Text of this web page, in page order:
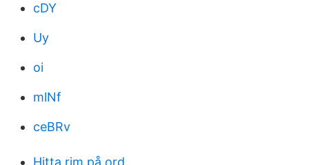
cDY
Uy
oi
mlNf
ceBRv
Hitta rim på ord